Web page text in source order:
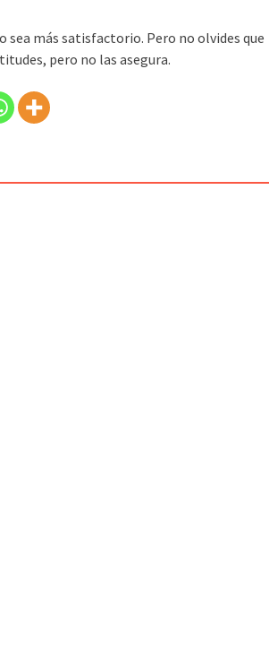
sea más satisfactorio. Pero no olvides que
pero no las asegura.